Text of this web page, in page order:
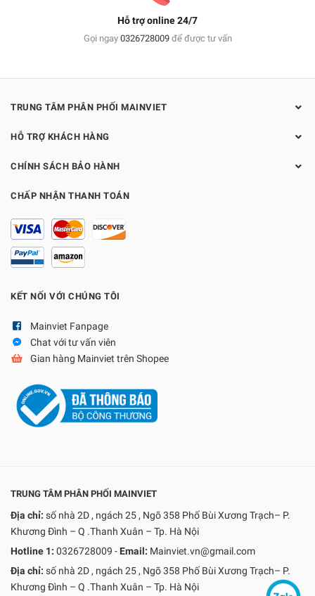
Hỗ trợ online 24/7
Gọi ngay 0326728009để được tư vấn
TRUNG TÂM PHÂN PHỐI MAINVIET
HỖ TRỢ KHÁCH HÀNG
CHÍNH SÁCH BẢO HÀNH
CHẤP NHẬN THANH TOÁN
KẾT NỐI VỚI CHÚNG TÔI
Mainviet Fanpage
Chat với tư vấn viên
Gian hàng Mainviet trên Shopee
TRUNG TÂM PHÂN PHỐI MAINVIET
Địa chỉ: số nhà 2D , ngách 25 , Ngõ 358 Phố Bùi Xương Trạch– P.
Khương Đình – Q .Thanh Xuân – Tp. Hà Nội
Hotline 1: 0326728009 - Email: Mainviet.vn@gmail.com
Địa chỉ: số nhà 2D , ngách 25 , Ngõ 358 Phố Bùi Xương Trạch– P.
Khương Đình – Q .Thanh Xuân – Tp. Hà Nội